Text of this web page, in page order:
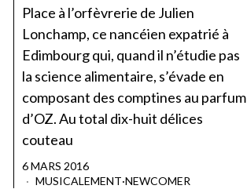
Place à l’orfèvrerie de Julien
Lonchamp, ce nancéien expatrié à
Edimbourg qui, quand il n’étudie pas
la science alimentaire, s’évade en
composant des comptines au parfum
d’OZ. Au total dix-huit délices
couteau
6 MARS 2016
MUSICALEMENT·NEWCOMER